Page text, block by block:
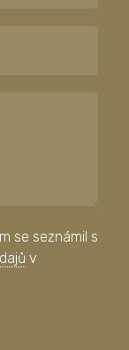
se seznámil s
v